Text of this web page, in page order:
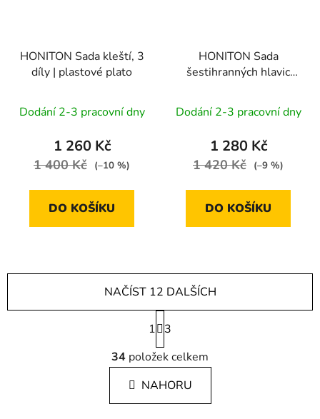
HONITON Sada kleští, 3
díly | plastové plato
Dodání 2-3 pracovní dny
1 260 Kč
1 400 Kč (–10 %)
DO KOŠÍKU
HONITON Sada
šestihranných hlavic
plato A
Dodání 2-3 pracovní dny
1 280 Kč
1 420 Kč (–9 %)
DO KOŠÍKU
O
v
l
á
d
NAČÍST 12 DALŠÍCH
S
t
r
á
n
k
1
3
34 položek celkem
NAHORU